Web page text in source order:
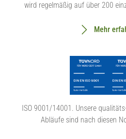
wird regelmäßig auf über 200
Mehr
ISO 9001/14001. Unsere
Abläufe sind nach diesen